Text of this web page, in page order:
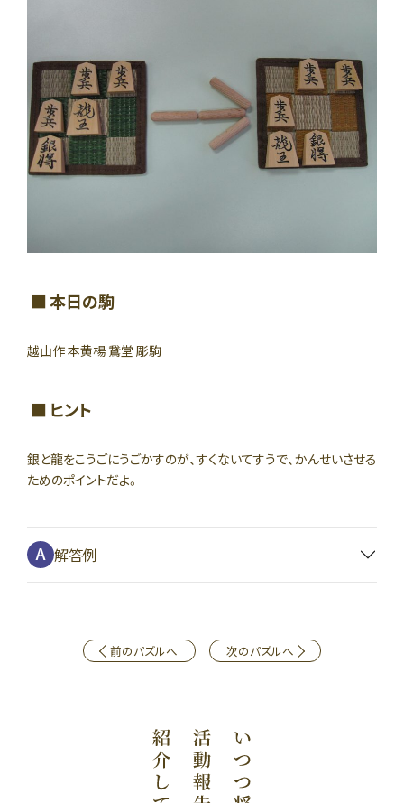
本日の駒
越山作 本黄楊 鵞堂 彫駒
ヒント
銀と龍をこうごにうごかすのが、すくないてすうで、かんせいさせる
ためのポイントだよ。
解答例
前のパズルへ 次のパズルへ